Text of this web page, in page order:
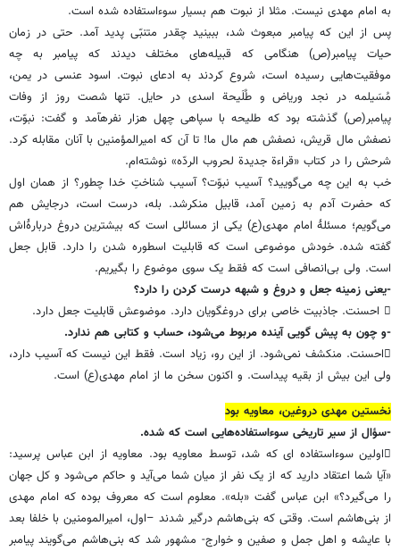
به امام مهدی نیست. مثلا از نبوت هم بسیار سوءاستفاده شده است.
پس از این که پیامبر مبعوث شد، ببینید چقدر متنبّی پدید آمد. حتی در زمان
حیات پیامبر(ص) هنگامی که قبیله‌های مختلف دیدند که پیامبر به چه
موفقیت‌هایی رسیده است، شروع کردند به ادعای نبوت. اسود عنسی در یمن،
مُسَیلمه در نجد وریاض و طُلَیحة اسدی در حایل. تنها شصت روز از وفات
پیامبر(ص) گذشته بود که طلیحه با سپاهی چهل هزار نفرهآمد و گفت: نبوّت،
نصفش مال قریش، نصفش هم مال ما! تا آن که امیرالمؤمنین با آنان مقابله کرد.
شرحش را در کتاب «قراءة جدیدة لحروب الردّه» نوشته‌ام.
خب به این چه می‌گویید؟ آسیب نبوّت؟ آسیب شناختِ خدا چطور؟ از همان اول
که حضرت آدم به زمین آمد، قابیل منکرشد. بله، درست است، درجایش هم
می‌گویم؛ مسئلۀ امام مهدی(ع) یکی از مسائلی است که بیشترین دروغ دربارۀ‌اش
گفته شده. خودش موضوعی است که قابلیت اسطوره شدن را دارد. قابل جعل
است. ولی بی‌انصافی است که فقط یک سوی موضوع را بگیریم.
-یعنی زمینه جعل و دروغ و شبهه درست کردن را دارد؟
 احسنت. جاذبیت خاصی برای دروغگویان دارد. موضوعش قابلیت جعل دارد.
-و چون به پیش گویی آینده مربوط می‌شود، حساب و کتابی هم ندارد.
احسنت. منکشف نمی‌شود. از این رو، زیاد است. فقط این نیست که آسیب دارد،
ولی این بیش از بقیه پیداست. و اکنون سخن ما از امام مهدی(ع) است.
نخستین مهدی دروغین، معاویه بود
-سؤال از سیر تاریخی سوءاستفاده‌هایی است که شده.
اولین سوءاستفاده ای که شد، توسط معاویه بود. معاویه از ابن عباس پرسید:
«آیا شما اعتقاد دارید که از یک نفر از میان شما می‌آید و حاکم می‌شود و کل جهان
را می‌گیرد؟» ابن عباس گفت «بله». معلوم است که معروف بوده که امام مهدی
از بنی‌هاشم است. وقتی که بنی‌هاشم درگیر شدند –اول، امیرالمومنین با خلفا بعد
با عایشه و اهل جمل و صفین و خوارج- مشهور شد که بنی‌هاشم می‌گویند پیامبر